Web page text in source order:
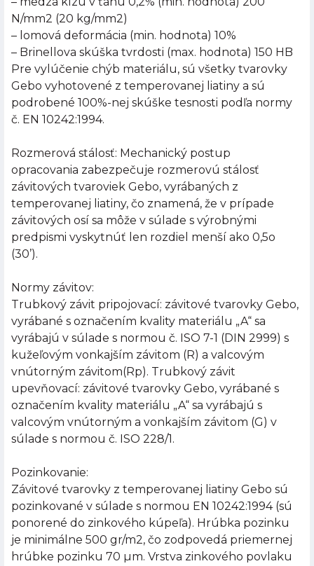
N/mm2 (20 kg/mm2)
– lomová deformácia (min. hodnota) 10%
– Brinellova skúška tvrdosti (max. hodnota) 150 HB
Pre vylúčenie chýb materiálu, sú všetky tvarovky
Gebo vyhotovené z temperovanej liatiny a sú
podrobené 100%-nej skúške tesnosti podľa normy
č. EN 10242:1994.
Rozmerová stálosť: Mechanický postup
opracovania zabezpečuje rozmerovú stálosť
závitových tvaroviek Gebo, vyrábaných z
temperovanej liatiny, čo znamená, že v prípade
závitových osí sa môže v súlade s výrobnými
predpismi vyskytnúť len rozdiel menší ako 0,5o
(30’).
Normy závitov:
Trubkový závit pripojovací: závitové tvarovky Gebo,
vyrábané s označením kvality materiálu „A“ sa
vyrábajú v súlade s normou č. ISO 7-1 (DIN 2999) s
kužeľovým vonkajším závitom (R) a valcovým
vnútorným závitom(Rp). Trubkový závit
upevňovací: závitové tvarovky Gebo, vyrábané s
označením kvality materiálu „A“ sa vyrábajú s
valcovým vnútorným a vonkajším závitom (G) v
súlade s normou č. ISO 228/1.
Pozinkovanie:
Závitové tvarovky z temperovanej liatiny Gebo sú
pozinkované v súlade s normou EN 10242:1994 (sú
ponorené do zinkového kúpeľa). Hrúbka pozinku
je minimálne 500 gr/m2, čo zodpovedá priemernej
hrúbke pozinku 70 µm. Vrstva zinkového povlaku